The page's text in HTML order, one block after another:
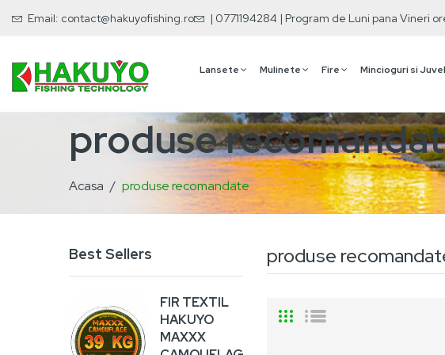
| 0771194284 | Program de Luni pana Vineri
Email: contact@hakuyofishing.ro
Lansete Mulinete Fire Mincioguri si
produse
Acasa produse recomandate
Best Sellers
FIR TEXTIL
HAKUYO
MAXXX
produse